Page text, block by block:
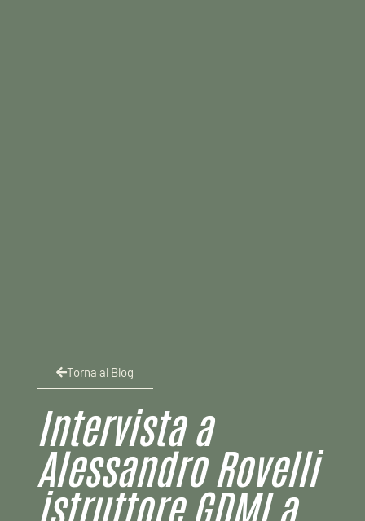
Torna al Blog
Intervista a
Alessandro Rovelli
istruttore GDMI a